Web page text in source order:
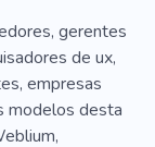
Rango
gerentes
de ux,
empresas
modelos desta